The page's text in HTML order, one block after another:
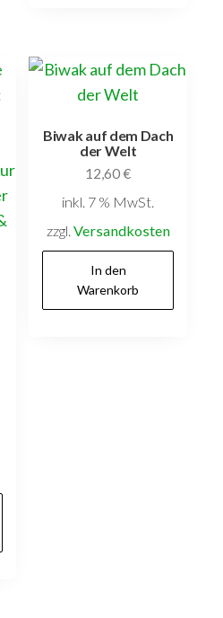
Biwak auf dem Dach
der Welt
12,60€
inkl. 7 % MwSt.
zzgl. Versandkosten
In den
Warenkorb